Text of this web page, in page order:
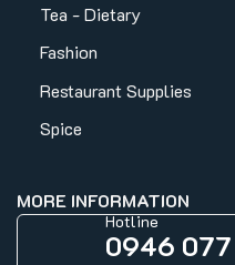
Tea - Dietary
Fashion
Restaurant Supplies
Spice
MORE INFORMATION
Hotline
0946